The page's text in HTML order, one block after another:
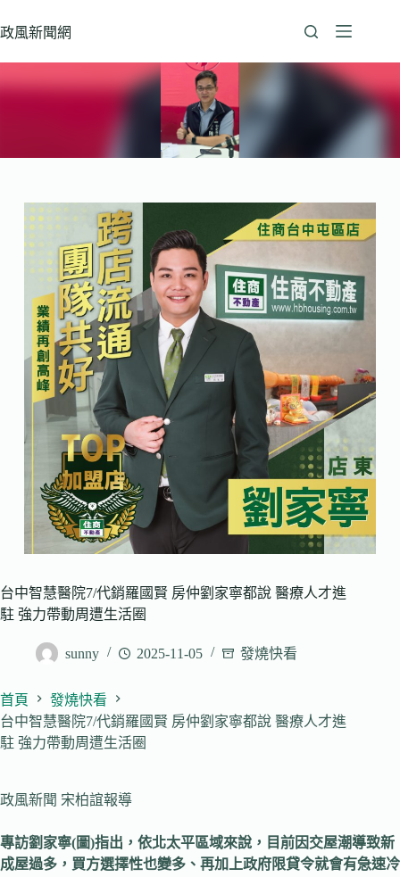
至
政風新聞網
台中智慧醫院7/代銷羅國賢 房仲劉家寧都說 醫療人才進
駐 強力帶動周遭生活圈
sunny 2025-11-05 發燒快看
首頁
發燒快看
台中智慧醫院7/代銷羅國賢 房仲劉家寧都說 醫療人才進
駐 強力帶動周遭生活圈
政風新聞 宋柏誼報導
專訪劉家寧(圖)指出，依北太平區域來說，目前因交屋潮導致新
成屋過多，買方選擇性也變多、再加上政府限貸令就會有急速冷